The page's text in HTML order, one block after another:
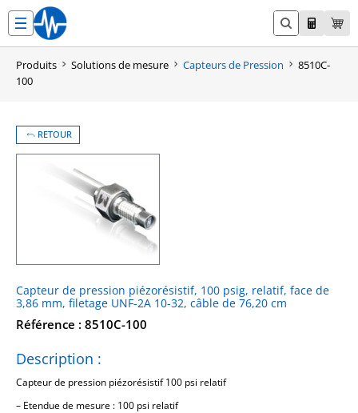
contenu
Produits Solutions de mesure Capteurs de Pression
8510C-
100
RETOUR
Capteur de pression piézorésistif, 100 psig, relatif, face de
3,86 mm, filetage UNF-2A 10-32, câble de 76,20 cm
Référence : 8510C-100
Description :
Capteur de pression piézorésistif 100 psi relatif
– Etendue de mesure : 100 psi relatif